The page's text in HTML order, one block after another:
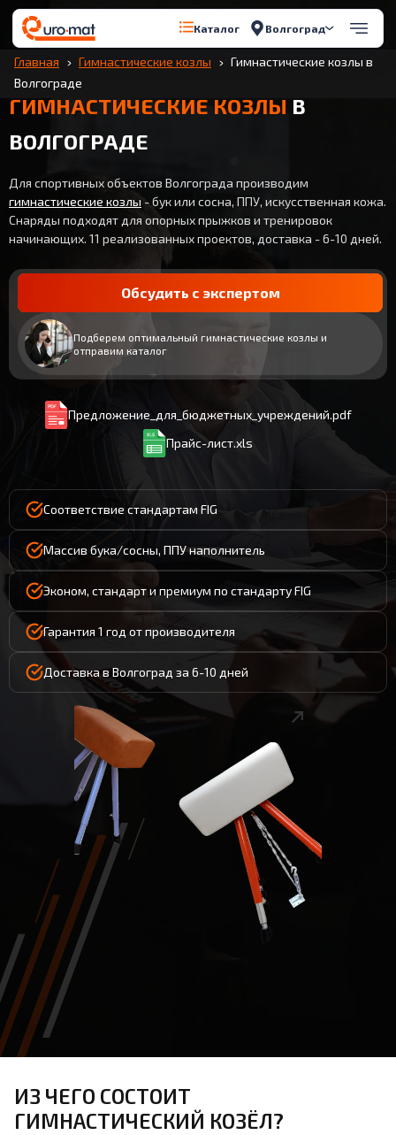
Каталог Волгоград
Главная Гимнастические козлы
Гимнастические козлы в
Волгограде
ГИМНАСТИЧЕСКИЕ КОЗЛЫ В
ВОЛГОГРАДЕ
Для спортивных объектов Волгограда производим
гимнастические козлы - бук или сосна, ППУ, искусственная кожа.
Снаряды подходят для опорных прыжков и тренировок
начинающих. 11 реализованных проектов, доставка - 6-10 дней.
Обсудить с экспертом
Подберем оптимальный гимнастические козлы и
отправим каталог
Предложение_для_бюджетных_учреждений.pdf
Прайс-лист.xls
Соответствие стандартам FIG
Массив бука/сосны, ППУ наполнитель
Эконом, стандарт и премиум по стандарту FIG
Гарантия 1 год от производителя
Доставка в Волгоград за 6-10 дней
ИЗ ЧЕГО СОСТОИТ
ГИМНАСТИЧЕСКИЙ КОЗЁЛ?